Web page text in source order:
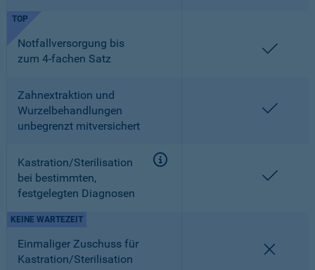
Notfallversorgung bis
zum 4-fachen Satz
TOP
Zahnextraktion und
Wurzelbehandlungen
unbegrenzt mitversichert
Kastration/Sterilisation
bei bestimmten,
festgelegten Diagnosen
Einmaliger Zuschuss für
Kastration/Sterilisation
KEINE WARTEZEIT